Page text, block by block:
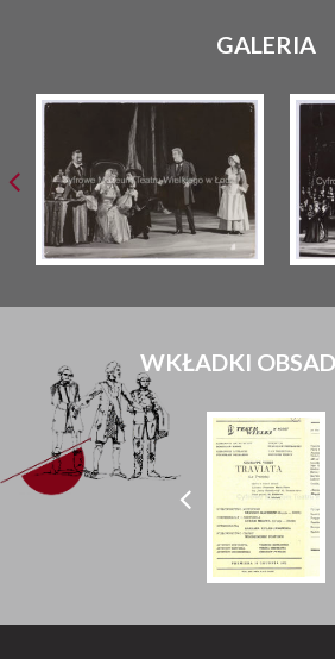
GALERIA
WKŁADKI